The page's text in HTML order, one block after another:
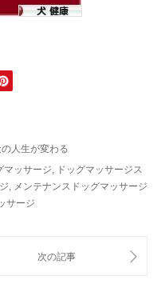
人生が変わる
マッサージ, ドッグマッサージス
, メンテナンスドッグマッサージ
サージ